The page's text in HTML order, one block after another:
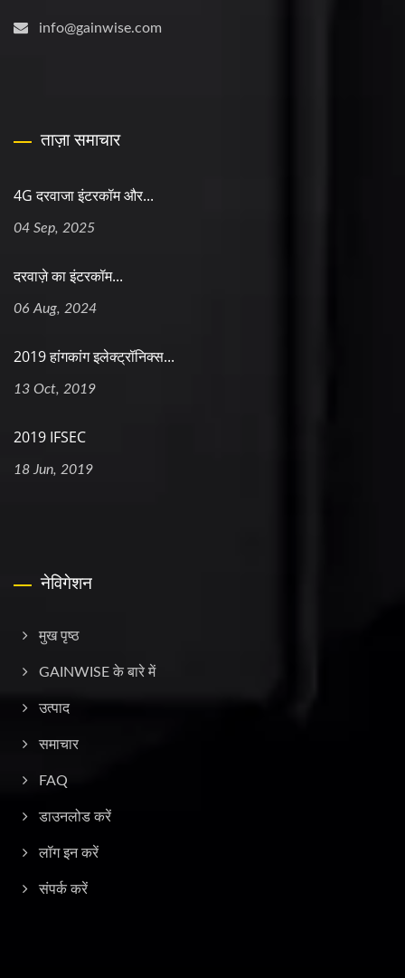
info@gainwise.com
ताज़ा समाचार
4G दरवाजा इंटरकॉम और...
04 Sep, 2025
दरवाज़े का इंटरकॉम...
06 Aug, 2024
2019 हांगकांग इलेक्ट्रॉनिक्स...
13 Oct, 2019
2019 IFSEC
18 Jun, 2019
नेविगेशन
मुख पृष्ठ
GAINWISE के बारे में
उत्पाद
समाचार
FAQ
डाउनलोड करें
लॉग इन करें
संपर्क करें